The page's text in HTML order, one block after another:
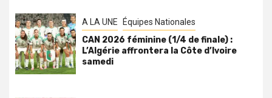
A LA UNE Équipes Nationales
CAN 2026 féminine (1/4 de finale) :
L’Algérie affrontera la Côte d’Ivoire
samedi